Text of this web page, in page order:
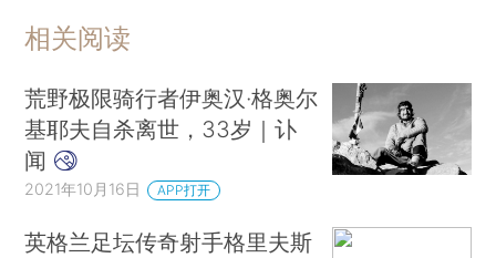
相关阅读
荒野极限骑行者伊奥汉·格奥尔
基耶夫自杀离世，33岁｜讣
闻
2021年10月16日 APP打开
英格兰足坛传奇射手格里夫斯